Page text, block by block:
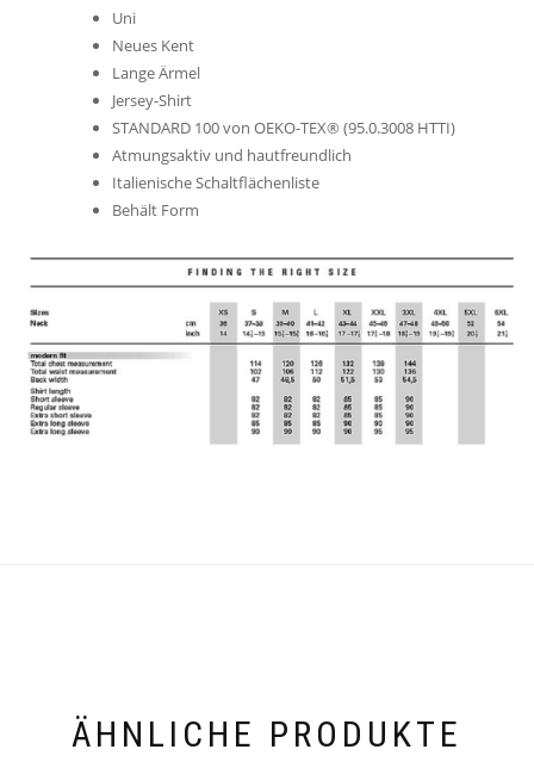
Uni
Neues Kent
Lange Ärmel
Jersey-Shirt
STANDARD 100 von OEKO-TEX® (95.0.3008 HTTI)
Atmungsaktiv und hautfreundlich
Italienische Schaltflächenliste
Behält Form
ÄHNLICHE PRODUKTE